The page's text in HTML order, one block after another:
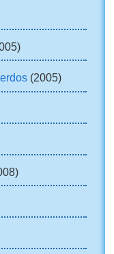
(2005)